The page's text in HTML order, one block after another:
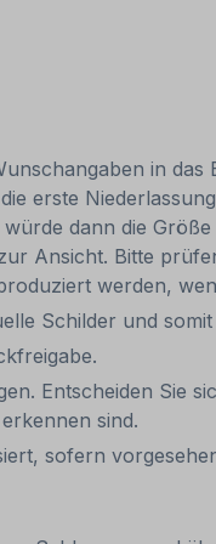
in
erste
dann die
Ansicht. Bitte
werden,
Schilder und
Entscheiden Sie
sind.
sofern